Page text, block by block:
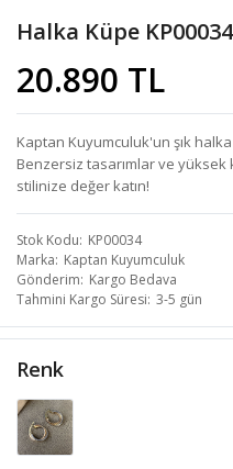
Halka Küpe KP00034
20.890 TL
Kaptan Kuyumculuk'un şık
Benzersiz tasarımlar ve yüksek
stilinize değer katın!
Stok Kodu KP00034
Marka Kaptan Kuyumculuk
Gönderim Kargo Bedava
Tahmini Kargo Süresi 3-5 gün
Renk